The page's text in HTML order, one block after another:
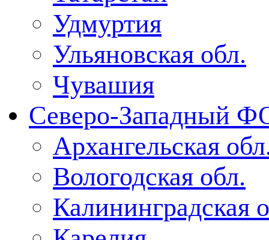
Удмуртия
Ульяновская обл.
Чувашия
Северо-Западный
Архангельская
Вологодская обл.
Калининградская